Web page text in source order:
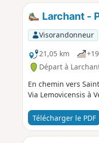
Larchant -
Visorandonneur
21,05 km
Départ à
En chemin vers
Via Lemovicensis à
Télécharger le PDF